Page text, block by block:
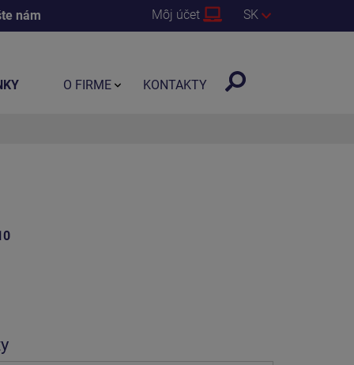
nám Môj účet SK
O FIRME KONTAKTY